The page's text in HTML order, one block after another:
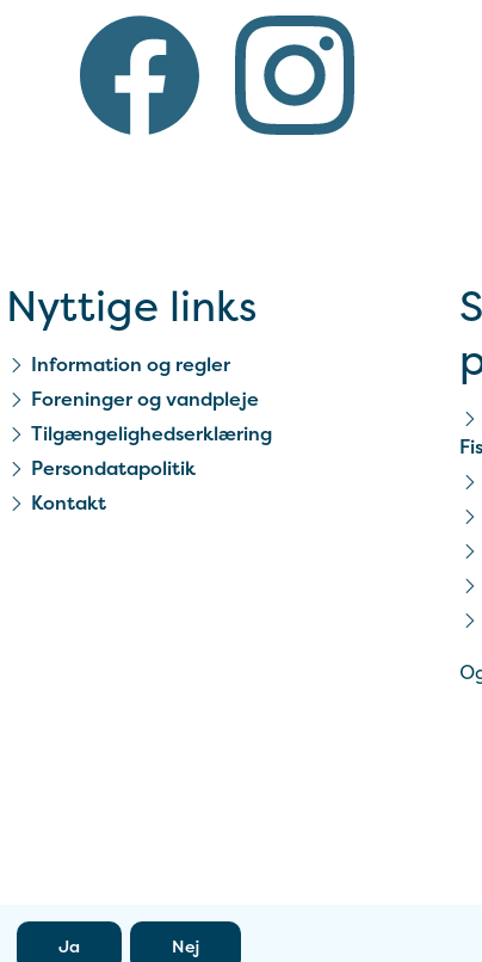
Nyttige links
Information og regler
Foreninger og vandpleje
Tilgængelighedserklæring
Persondatapolitik
Kontakt
Ja Nej